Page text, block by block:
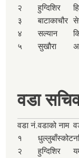
२
हुग्दिशिर
३
बाटाकाचौर
४
सल्यान
५
सुखौरा
वडा
वडा नं. वडाको नाम
१
धुल्लुबाँस्कोट
२
हुग्दिशिर